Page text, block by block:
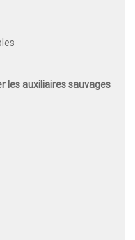
les auxiliaires sauvages